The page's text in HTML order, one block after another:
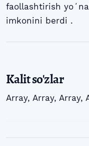
faollashtirish
imkonini berdi .
Kalit so'zlar
Array, Array, Array,